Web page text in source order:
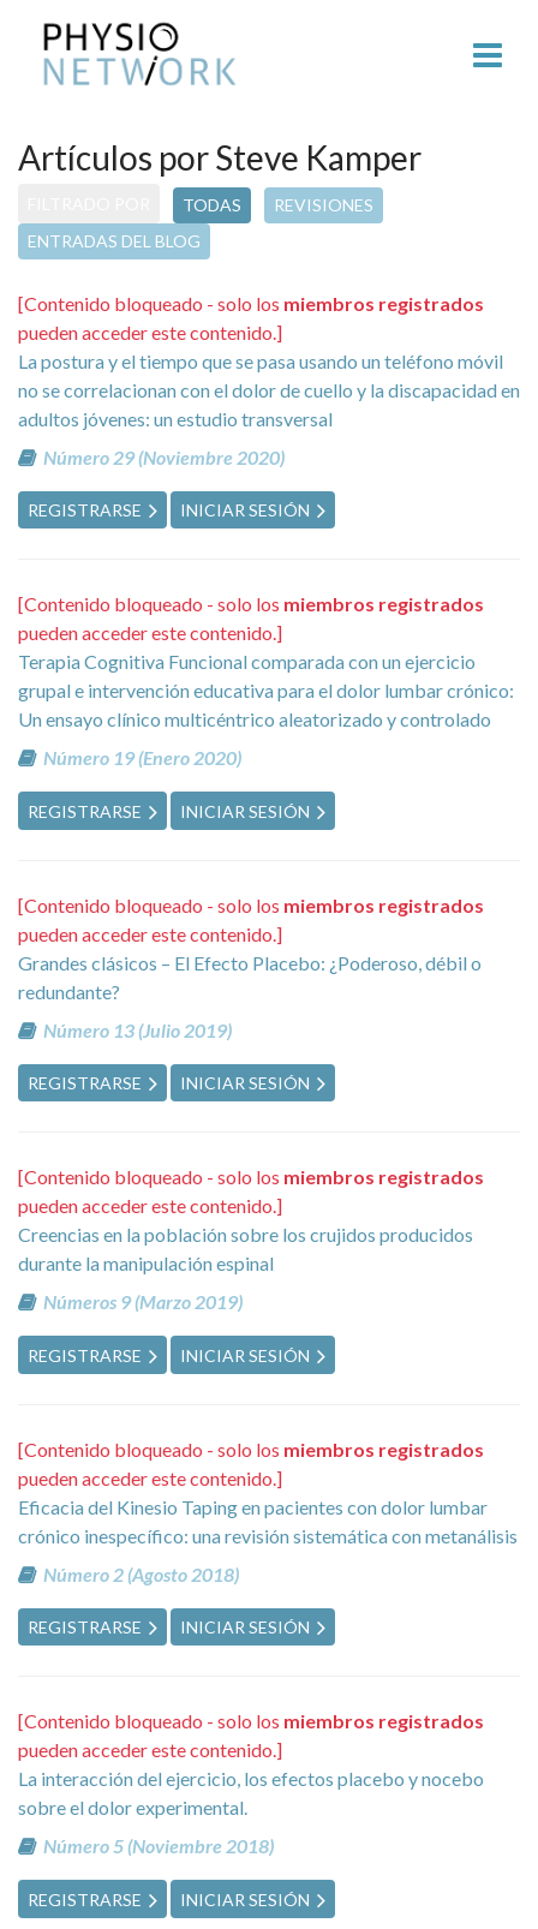
Artículos por Steve Kamper
TODAS
REVISIONES
ENTRADAS DEL BLOG
[Contenido bloqueado - solo los miembros registrados
pueden acceder este contenido.]
La postura y el tiempo que se pasa usando un teléfono móvil
no se correlacionan con el dolor de cuello y la discapacidad en
adultos jóvenes: un estudio transversal
Número 29 (Noviembre 2020)
REGISTRARSE INICIAR SESIÓN
[Contenido bloqueado - solo los miembros registrados
pueden acceder este contenido.]
Terapia Cognitiva Funcional comparada con un ejercicio
grupal e intervención educativa para el dolor lumbar crónico:
Un ensayo clínico multicéntrico aleatorizado y controlado
Número 19 (Enero 2020)
REGISTRARSE INICIAR SESIÓN
[Contenido bloqueado - solo los miembros registrados
pueden acceder este contenido.]
Grandes clásicos – El Efecto Placebo: ¿Poderoso, débil o
redundante?
Número 13 (Julio 2019)
REGISTRARSE INICIAR SESIÓN
[Contenido bloqueado - solo los miembros registrados
pueden acceder este contenido.]
Creencias en la población sobre los crujidos producidos
durante la manipulación espinal
Números 9 (Marzo 2019)
REGISTRARSE INICIAR SESIÓN
[Contenido bloqueado - solo los miembros registrados
pueden acceder este contenido.]
Eficacia del Kinesio Taping en pacientes con dolor lumbar
crónico inespecífico: una revisión sistemática con metanálisis
Número 2 (Agosto 2018)
REGISTRARSE INICIAR SESIÓN
[Contenido bloqueado - solo los miembros registrados
pueden acceder este contenido.]
La interacción del ejercicio, los efectos placebo y nocebo
sobre el dolor experimental.
Número 5 (Noviembre 2018)
REGISTRARSE INICIAR SESIÓN